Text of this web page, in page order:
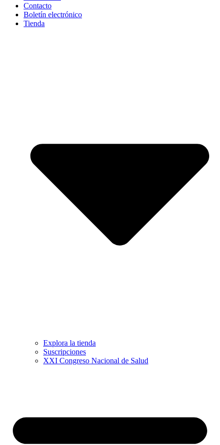
Contacto
Boletín electrónico
Tienda
Explora la tienda
Suscripciones
XXI Congreso Nacional de Salud